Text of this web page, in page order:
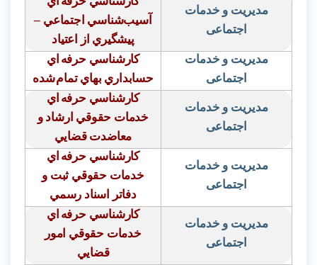
مدیریت و خدمات
اجتماعی
آسيبشناسي اجتماعي –
پيشگيري از اعتياد
مدیریت و خدمات
اجتماعی
كارشناسي حرفه اي
حسابداري بهاي تمامشده
مدیریت و خدمات
اجتماعی
كارشناسي حرفه اي
خدمات حقوقي ارشاد و
معاضدت قضايي
مدیریت و خدمات
اجتماعی
كارشناسي حرفه اي
خدمات حقوقي ثبت و
دفاتر اسناد رسمي
مدیریت و خدمات
اجتماعی
كارشناسي حرفه اي
خدمات حقوقي امور
قضايي